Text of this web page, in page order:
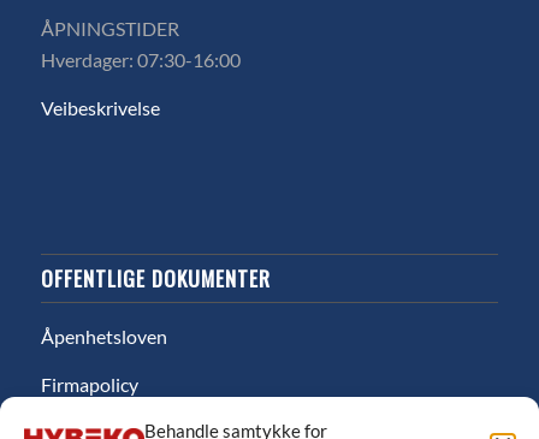
Behandle samtykke for
ÅPNINGSTIDER
Hverdager: 07:30-16:00
Veibeskrivelse
OFFENTLIGE DOKUMENTER
Åpenhetsloven
Firmapolicy
Miljø